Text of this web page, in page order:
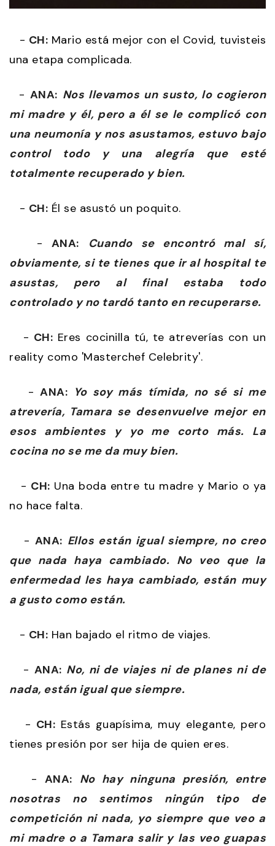
- CH: Mario está mejor con el Covid, tuvisteis
una etapa complicada.
- ANA: Nos llevamos un susto, lo cogieron
mi madre y él, pero a él se le complicó con
una neumonía y nos asustamos, estuvo bajo
control todo y una alegría que esté
totalmente recuperado y bien.
- CH: Él se asustó un poquito.
- ANA:
Cuando se encontró mal sí,
obviamente, si te tienes que ir al hospital te
asustas, pero al final estaba todo
controlado y no tardó tanto en recuperarse.
- CH: Eres cocinilla tú, te atreverías con un
reality como 'Masterchef Celebrity'.
-ANA: Yo soy más tímida, no sé si me
atrevería, Tamara se desenvuelve mejor en
esos ambientes y yo me corto más. La
cocina no se me da muy bien.
- CH: Una boda entre tu madre y Mario o ya
no hace falta.
- ANA: Ellos están igual siempre, no creo
que nada haya cambiado. No veo que la
enfermedad les haya cambiado, están muy
a gusto como están.
- CH: Han bajado el ritmo de viajes.
- ANA: No, ni de viajes ni de planes ni de
nada, están igual que siempre.
- CH: Estás guapísima, muy elegante, pero
tienes presión por ser hija de quien eres.
- ANA: No hay ninguna presión, entre
nosotras no sentimos ningún tipo de
competición ni nada, yo siempre que veo a
mi madre o a Tamara salir y las veo guapas